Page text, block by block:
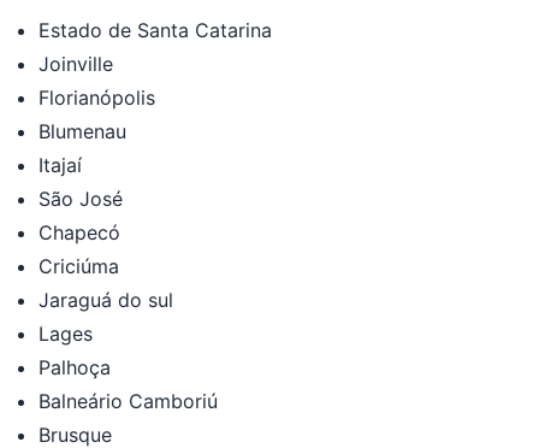
Estado de Santa Catarina
Joinville
Florianópolis
Blumenau
Itajaí
São José
Chapecó
Criciúma
Jaraguá do sul
Lages
Palhoça
Balneário Camboriú
Brusque